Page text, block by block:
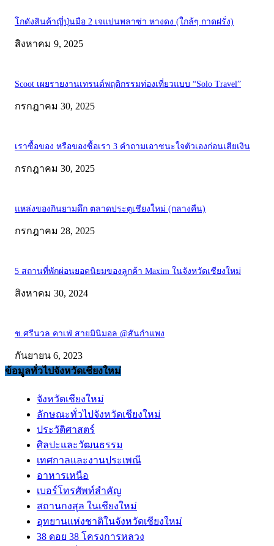
โกดังสินค้าญี่ปุ่นมือ 2 เจแปนพลาซ่า หางดง (ใกล้ๆ กาดฝรั่ง)
สิงหาคม 9, 2025
Scoot เผยรายงานเทรนด์พฤติกรรมท่องเที่ยวแบบ “Solo Travel”
กรกฎาคม 30, 2025
เราซื้อของ หรือของซื้อเรา 3 คำถามเอาชนะใจตัวเองก่อนเสียเงิน
กรกฎาคม 30, 2025
แหล่งของกินยามดึก ตลาดประตูเชียงใหม่ (กลางคืน)
กรกฎาคม 28, 2025
5 สถานที่พักผ่อนยอดนิยมของลูกค้า Maxim ในจังหวัดเชียงใหม่
สิงหาคม 30, 2024
ช.ศรีนวล คาเฟ่ สายมินิมอล @สันกำแพง
กันยายน 6, 2023
ข้อมูลทั่วไปจังหวัดเชียงใหม่
จังหวัดเชียงใหม่
ลักษณะทั่วไปจังหวัดเชียงใหม่
ประวัติศาสตร์
ศิลปะและวัฒนธรรม
เทศกาลและงานประเพณี
อาหารเหนือ
เบอร์โทรศัพท์สำคัญ
สถานกงสุล ในเชียงใหม่
อุทยานแห่งชาติในจังหวัดเชียงใหม่
38 ดอย 38 โครงการหลวง